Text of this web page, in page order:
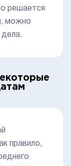
решается
можно
правило,